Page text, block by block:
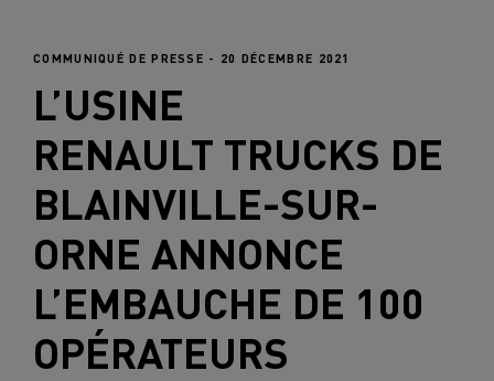
COMMUNIQUÉ DE PRESSE - 20 DÉCEMBRE 2021
L’USINE
RENAULT TRUCKS DE
BLAINVILLE-SUR-
ORNE ANNONCE
L’EMBAUCHE DE 100
OPÉRATEURS